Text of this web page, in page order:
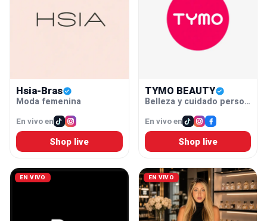
Hsia-Bras
Moda femenina
En vivo en
Shop live
TYMO BEAUTY
Belleza y cuidado personal
En vivo en
Shop live
EN VIVO EN VIVO